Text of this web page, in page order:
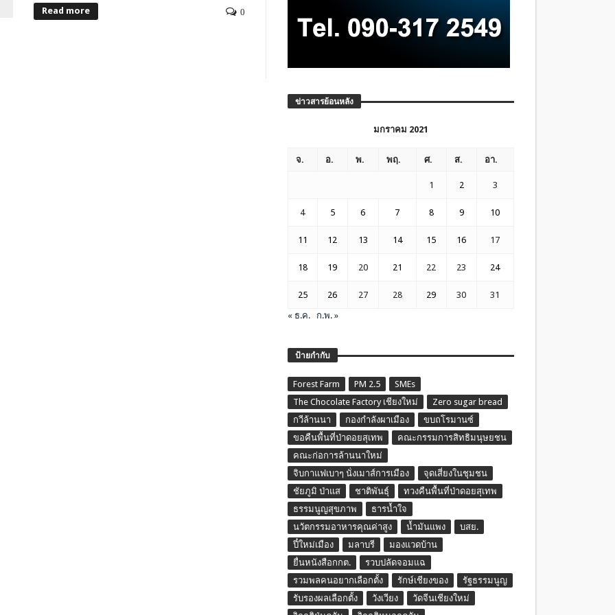
Read more 0
ข่าวสารย้อนหลัง
มกราคม 2021
จ. อ. พ. พฤ. ศ. ส. อา.
1 2 3
4 5 6 7 8 9 10
11 12 13 14 15 16 17
18 19 20 21 22 23 24
25 26 27 28 29 30
31
« ธ.ค.
ก.พ. »
ป้ายกำกับ
Forest Farm PM 2.5
SMEs
The Chocolate Factory เชียงใหม่
Zero sugar bread
กวีล้านนา
กองกำลังผาเมือง
ขบถโรมานซ์
ขอคืนพื้นที่ป่าดอยสุเทพ
คณะกรรมการสิทธิมนุษยชน
คณะก่อการล้านนาใหม่
จิบกาแฟเบาๆ นั่งเมาส์การเมือง
จุดเสี่ยงในชุมชน
ชัยภูมิ ป่าแส
ชาติพันธุ์
ทวงคืนพื้นที่ป่าดอยสุเทพ
ธรรมนูญสุขภาพ
ธารน้ำใจ
นวัตกรรมอาหารคุณค่าสูง
น้ำมันแพง
บสย.
ปี๋ใหม่เมือง
มลาบรี
มองแวดบ้าน
ยื่นหนังสือกกต.
รวบปลัดจอมแฉ
รวมพลคนอยากเลือกตั้ง
รักษ์เชียงของ
รัฐธรรมนูญ
รับรองผลเลือกตั้ง
วังเวียง
วัดจีนเชียงใหม่